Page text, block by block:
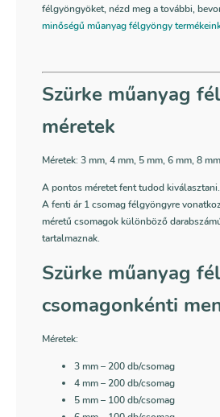
félgyöngyöket, nézd meg a további,
minőségű műanyag félgyöngy
Szürke műanyag
méretek
Méretek: 3 mm, 4 mm, 5 mm, 6 mm, 8
A pontos méretet fent tudod kiválasztani.
A fenti ár 1 csomag félgyöngyre
méretű csomagok különböző
tartalmaznak.
Szürke műanyag
csomagonkénti
Méretek:
3 mm– 200 db/csomag
4 mm– 200 db/csomag
5 mm– 100 db/csomag